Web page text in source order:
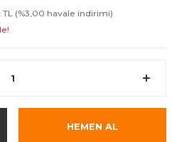
TL (%3,00 havale indirimi)
HEMEN AL